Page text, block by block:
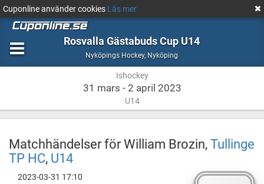
Cuponline använder cookies Läs mer
Rosvalla Gästabuds Cup U14
Nyköpings Hockey, Ishockey
Nyköping
Ishockey
31 mars - 2 april 2023
U14
Matchhändelser för William Brozin,Tullinge
TP HC, U14
2023-03-31 17:10